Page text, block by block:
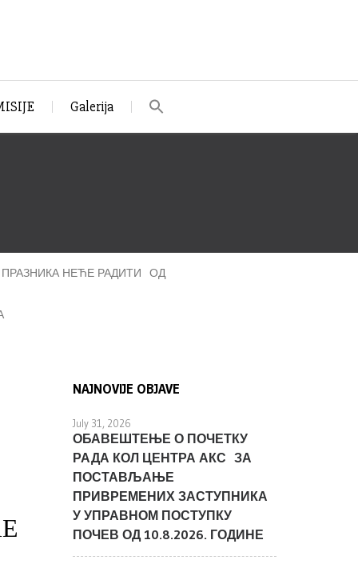
Galerija
НЕЋЕ РАДИТИ ОД
NAJNOVIJE OBJAVE
July 31, 2026
ОБАВЕШТЕЊЕ О ПОЧЕТКУ
РАДА КОЛ ЦЕНТРА АКС ЗА
ПОСТАВЉАЊЕ
ПРИВРЕМЕНИХ ЗАСТУПНИКА
У УПРАВНОМ ПОСТУПКУ
ПОЧЕВ ОД 10.8.2026. ГОДИНЕ